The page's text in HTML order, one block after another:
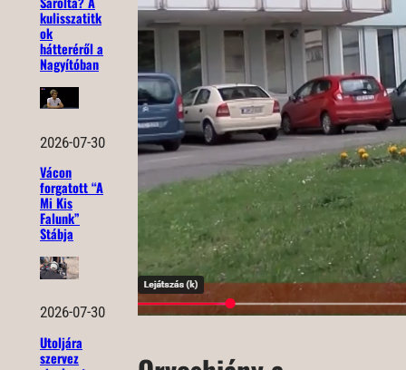
kulisszatitk
ok
hátteréről a
Nagyítóban
2026-07-30
Vácon
forgatott “A
Mi Kis
Falunk”
Stábja
2026-07-30
Utoljára
szervez